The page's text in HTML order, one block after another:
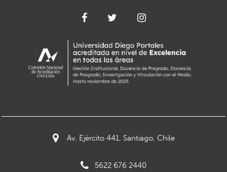
Av. Ejército 441, Santiago, Chile
5622 676 2440